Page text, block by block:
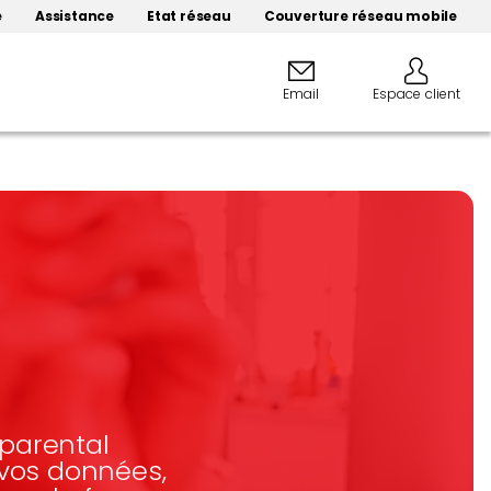
Assistance Etat réseau Couverture réseau mobile
Email Espace client
données,